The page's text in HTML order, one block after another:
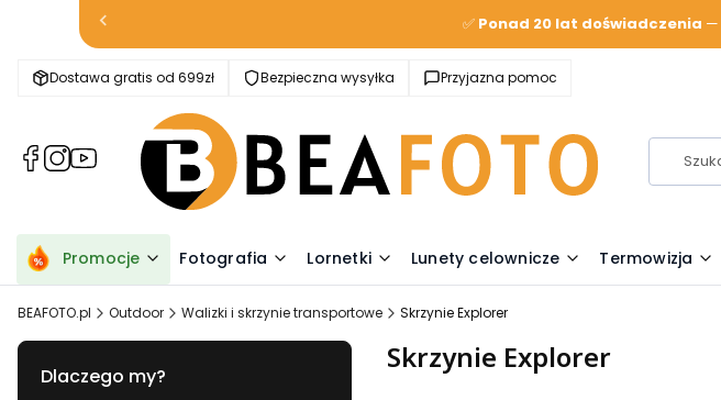
✅ Ponad 20 lat doświadczenia —
Dostawa gratis od 699zł Bezpieczna wysyłka Przyjazna pomoc
(Otwiera
karcie)
(Otwiera
karcie)
(Otwiera
karcie)
Promocje Fotografia Lornetki Lunety celownicze Termowizja
BEAFOTO.pl Outdoor Walizki i skrzynie transportowe Skrzynie Explorer
Dlaczego my?
Skrzynie Explorer